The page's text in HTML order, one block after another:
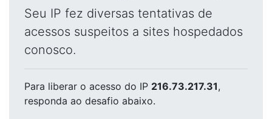
Seu IP fez diversas tentativas de
acessos suspeitos a sites hospedados
conosco.
Para liberar o acesso do IP 216.73.217.31,
responda ao desafio abaixo.